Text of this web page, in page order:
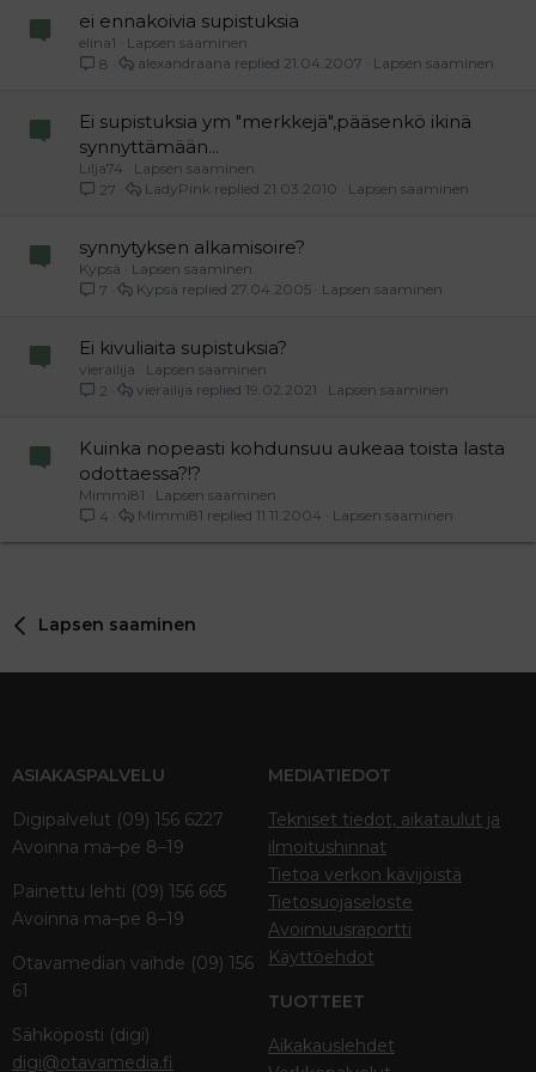
ei ennakoivia supistuksia
elina1
Lapsen saaminen
8
Lapsen saaminen
21.04.2007
alexandraana
Ei supistuksia ym "merkkejä",pääsenkö ikinä
synnyttämään...
Lilja74
Lapsen saaminen
27
Lapsen saaminen
21.03.2010
LadyPink
synnytyksen alkamisoire?
Kypsä
Lapsen saaminen
7
Lapsen saaminen
27.04.2005
Kypsä
Ei kivuliaita supistuksia?
vierailija
Lapsen saaminen
2
Lapsen saaminen
19.02.2021
vierailija
Kuinka nopeasti kohdunsuu aukeaa toista lasta
odottaessa?!?
Mimmi81
Lapsen saaminen
4
Lapsen saaminen
11.11.2004
Mimmi81
Lapsen saaminen
ASIAKASPALVELU
Digipalvelut (09) 156 6227
Avoinna ma–pe 8–19
Painettu lehti (09) 156 665
Avoinna ma–pe 8–19
Otavamedian vaihde (09) 156
61
Sähköposti (digi)
digi@otavamedia.fi
MEDIATIEDOT
Tekniset tiedot, aikataulut ja
ilmoitushinnat
Tietoa verkon kävijöistä
Tietosuojaseloste
Avoimuusraportti
Käyttöehdot
TUOTTEET
Aikakauslehdet